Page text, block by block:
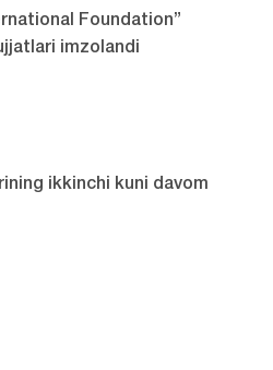
Foundation”
imzolandi
ikkinchi kuni davom